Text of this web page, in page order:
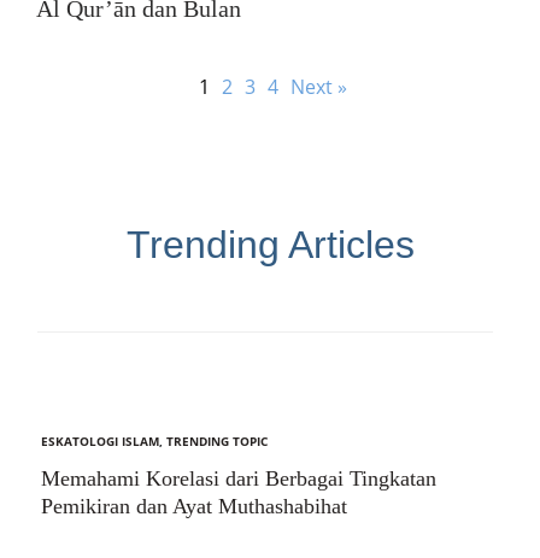
Al Qur’ān dan Bulan
1 2 3 4 Next »
Trending Articles
ESKATOLOGI ISLAM, TRENDING TOPIC
Memahami Korelasi dari Berbagai Tingkatan
Pemikiran dan Ayat Muthashabihat